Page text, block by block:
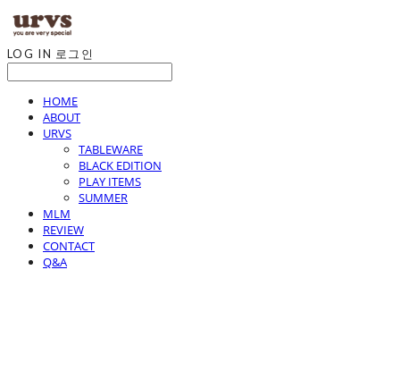
LOG IN 로그인
HOME
ABOUT
URVS
TABLEWARE
BLACK EDITION
PLAY ITEMS
SUMMER
MLM
REVIEW
CONTACT
Q&A